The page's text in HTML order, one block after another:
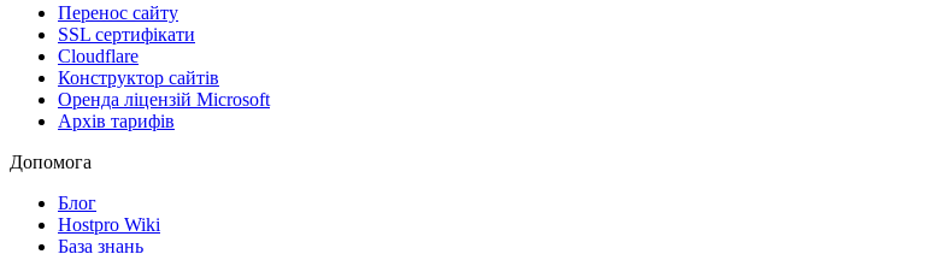
Перенос сайту
SSL сертифікати
Clоudflare
Конструктор сайтів
Оренда ліцензій Microsoft
Архів тарифів
Допомога
Блог
Hostpro Wiki
База знань